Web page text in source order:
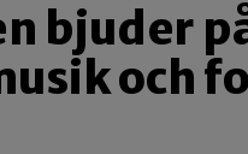
bjuder
och